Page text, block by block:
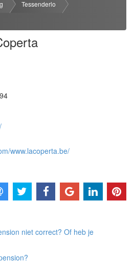
Tessenderlo
www.lacoperta.be/
niet correct? Of heb je